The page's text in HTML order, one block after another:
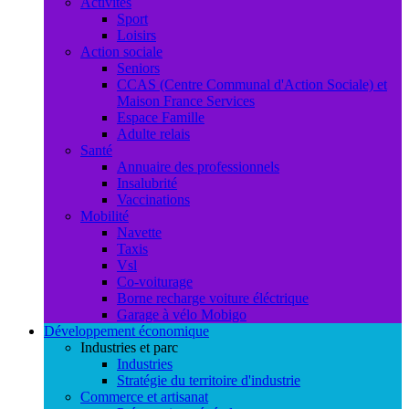
Sport
Loisirs
Action sociale
Seniors
CCAS (Centre Communal d'Action Sociale) et
Maison France Services
Espace Famille
Adulte relais
Santé
Annuaire des professionnels
Insalubrité
Vaccinations
Mobilité
Navette
Taxis
Vsl
Co-voiturage
Borne recharge voiture éléctrique
Garage à vélo Mobigo
Développement économique
Industries et parc
Industries
Stratégie du territoire d'industrie
Commerce et artisanat